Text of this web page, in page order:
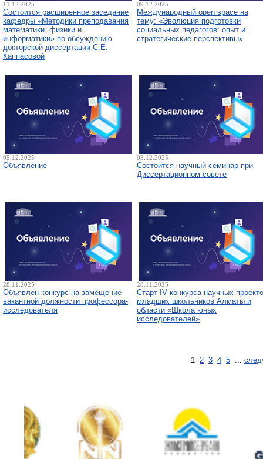
11.12.2025
Состоится расширенное заседание
кафедры «Методики преподавания
математики, физики и
информатики» по обсуждению
докторской диссертации С.Е.
Каппасовой
09.12.2025
Международный open space на
тему: «Эволюция подготовки
социальных педагогов: опыт и
стратегические перспективы»
05.12.2025
Объявление
03.12.2025
Состоится научный семинар при
Диссертационном совете
28.11.2025
Объявлен конкурс на замещение
вакантной должности профессора-
исследователя
28.11.2025
Старт IV конкурса научных
младших школьников Алматы и
области «Школа юных
исследователей»
1 2 3 4 5 ...